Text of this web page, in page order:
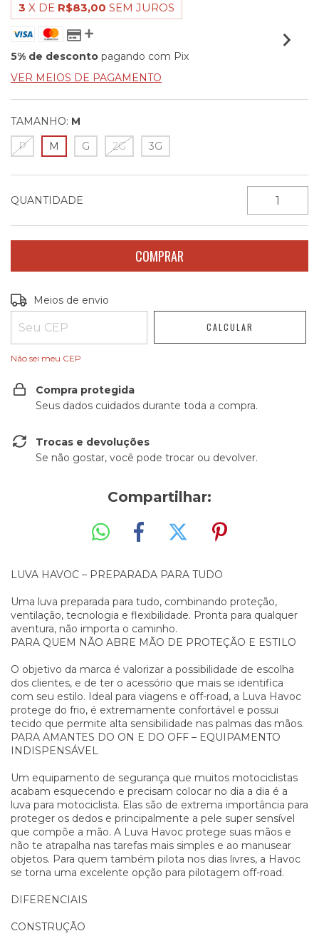
3 X DE R$83,00 SEM JUROS
5% de desconto pagando com Pix
VER MEIOS DE PAGAMENTO
TAMANHO: M
P
M G 2G 3G
QUANTIDADE
Entregas para o CEP:
Meios de envio
CALCULAR
Não sei meu CEP
Compra protegida
Seus dados cuidados durante toda a compra.
Trocas e devoluções
Se não gostar, você pode trocar ou devolver.
Compartilhar:
LUVA HAVOC – PREPARADA PARA TUDO
Uma luva preparada para tudo, combinando proteção,
ventilação, tecnologia e flexibilidade. Pronta para qualquer
aventura, não importa o caminho.
PARA QUEM NÃO ABRE MÃO DE PROTEÇÃO E ESTILO
O objetivo da marca é valorizar a possibilidade de escolha
dos clientes, e de ter o acessório que mais se identifica
com seu estilo. Ideal para viagens e off-road, a Luva Havoc
protege do frio, é extremamente confortável e possui
tecido que permite alta sensibilidade nas palmas das mãos.
PARA AMANTES DO ON E DO OFF – EQUIPAMENTO
INDISPENSÁVEL
Um equipamento de segurança que muitos motociclistas
acabam esquecendo e precisam colocar no dia a dia é a
luva para motociclista. Elas são de extrema importância para
proteger os dedos e principalmente a pele super sensível
que compõe a mão. A Luva Havoc protege suas mãos e
não te atrapalha nas tarefas mais simples e ao manusear
objetos. Para quem também pilota nos dias livres, a Havoc
se torna uma excelente opção para pilotagem off-road.
DIFERENCIAIS
CONSTRUÇÃO